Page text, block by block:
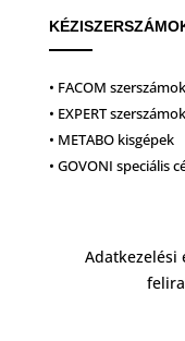
• FACOM szerszámok
• EXPERT szerszámok
• METABO kisgépek
• GOVONI speciális
Adatkezelési